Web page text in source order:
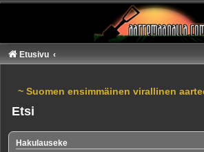
Etusivu
~ Suomen ensimmäinen virallinen
Etsi
Hakulauseke